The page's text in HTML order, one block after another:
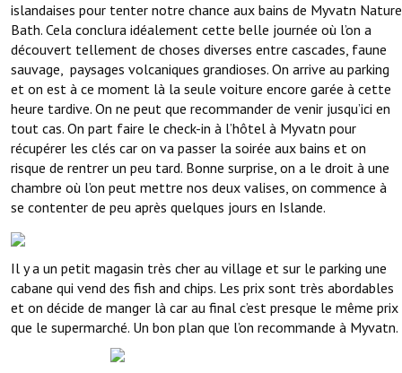
islandaises pour tenter notre chance aux bains de Myvatn Nature
Bath. Cela conclura idéalement cette belle journée où l’on a
découvert tellement de choses diverses entre cascades, faune
sauvage, paysages volcaniques grandioses. On arrive au parking
et on est à ce moment là la seule voiture encore garée à cette
heure tardive. On ne peut que recommander de venir jusqu’ici en
tout cas. On part faire le check-in à l’hôtel à Myvatn pour
récupérer les clés car on va passer la soirée aux bains et on
risque de rentrer un peu tard. Bonne surprise, on a le droit à une
chambre où l’on peut mettre nos deux valises, on commence à
se contenter de peu après quelques jours en Islande.
Il y a un petit magasin très cher au village et sur le parking une
cabane qui vend des fish and chips. Les prix sont très abordables
et on décide de manger là car au final c’est presque le même prix
que le supermarché. Un bon plan que l’on recommande à Myvatn.